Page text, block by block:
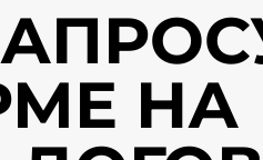
НА